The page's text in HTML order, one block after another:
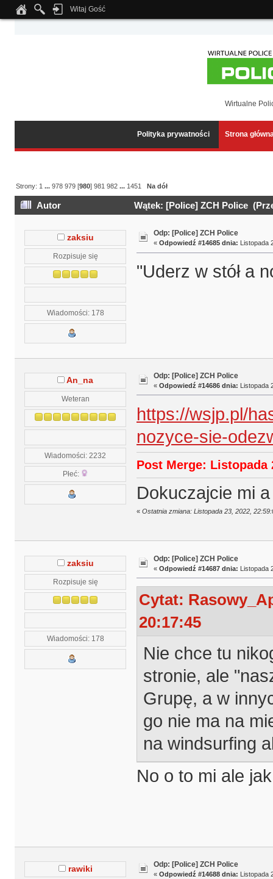
Notice: Undefined index: tapatalk_body_hook in
Witaj Gość
Wirtualne
Polityka prywatności Strona
Strony: 1 ...978 979 [980]981 982 ... 1451 Na dół
Autor Wątek: [Police] ZCH Police
zaksiu
Rozpisuje się
Wiadomości: 178
Odp: [Police] ZCH Police
« Odpowiedź #14685 dnia: Listopada
"Uderz w stół a
An_na
Weteran
Wiadomości: 2232
Płeć:
Odp: [Police] ZCH Police
« Odpowiedź #14686 dnia: Listopada
https://wsjp.pl/
nozyce-sie-
Post Merge: Listopada
Dokuczajcie mi
« Ostatnia zmiana: Listopada 23, 2022,
zaksiu
Rozpisuje się
Wiadomości: 178
Odp: [Police] ZCH Police
« Odpowiedź #14687 dnia: Listopada
Cytat:
20:17:45
Nie chce tu
stronie, ale
Grupę, a w
go nie ma na
na windsurfing
No o to mi ale
rawiki Odp: [Police] ZCH Police
« Odpowiedź #14688 dnia: Listopada